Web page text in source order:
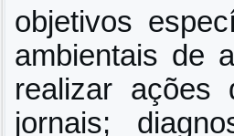
objetivos
ambientais de
realizar ações
jornais;